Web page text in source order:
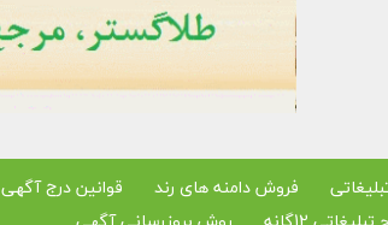
فروش دامنه های رند
قوانین درج آگهی